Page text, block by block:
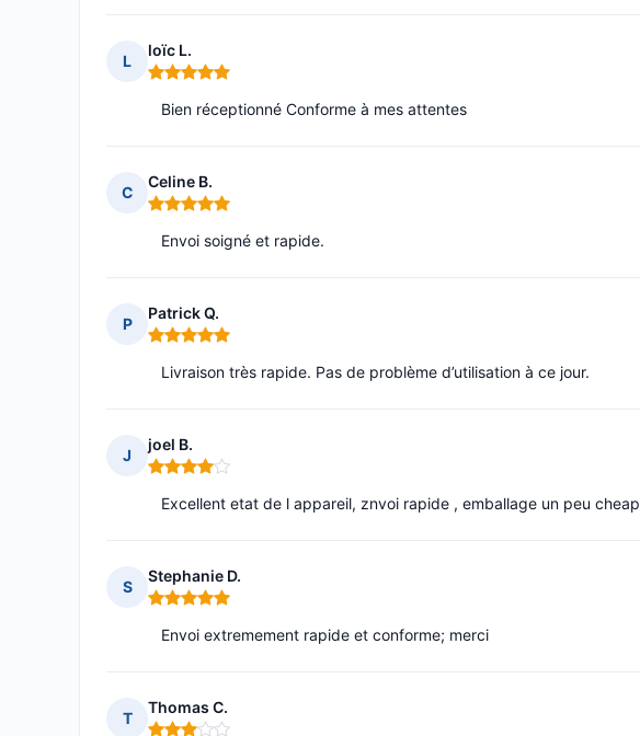
L
loïc L.
Note : 5 sur 5
Bien réceptionné Conforme à mes attentes
C
Celine B.
Note : 5 sur 5
Envoi soigné et rapide.
P
Patrick Q.
Note : 5 sur 5
Livraison très rapide. Pas de problème d’utilisation à ce jour.
J
joel B.
Note : 4 sur 5
Excellent etat de l appareil, znvoi rapide , emballage un peu cheap
S
Stephanie D.
Note : 5 sur 5
Envoi extremement rapide et conforme; merci
T
Thomas C.